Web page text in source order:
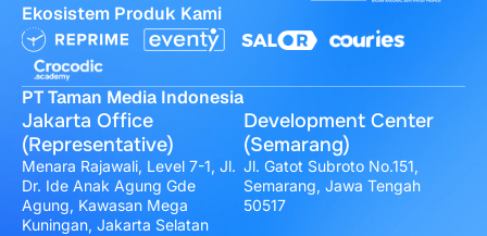
Ekosistem Produk Kami
PT Taman Media Indonesia
Jakarta Office
(Representative)
Menara Rajawali, Level 7-1, Jl.
Dr. Ide Anak Agung Gde
Agung, Kawasan Mega
Kuningan, Jakarta Selatan
Development Center
(Semarang)
Jl. Gatot Subroto No.151,
Semarang, Jawa Tengah
50517